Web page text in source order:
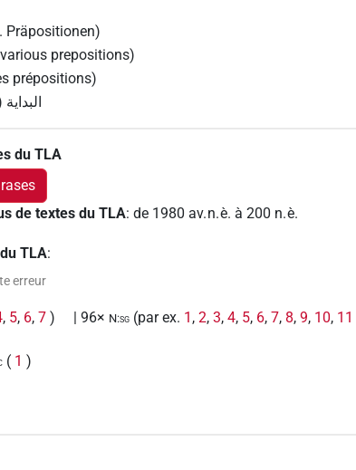
Präpositionen)
prepositions)
prépositions)
du TLA
de textes du TLA:de 1980 av. n. è. à 200 n. è.
TLA:
erreur
, 5, 6,7 ) | 96× N:sg (par ex. 1 ,2,3,4, 5, 6,7, 8,9, 10, 11
( 1 )